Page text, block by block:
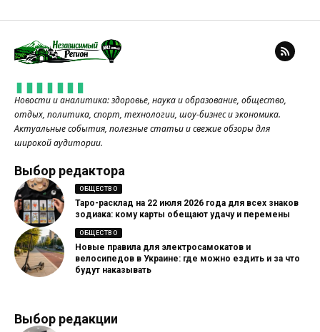
Новости и аналитика: здоровье, наука и образование, общество,
отдых, политика, спорт, технологии, шоу-бизнес и экономика.
Актуальные события, полезные статьи и свежие обзоры для
широкой аудитории.
Выбор редактора
ОБЩЕСТВО
Таро-расклад на 22 июля 2026 года для всех знаков
зодиака: кому карты обещают удачу и перемены
ОБЩЕСТВО
Новые правила для электросамокатов и
велосипедов в Украине: где можно ездить и за что
будут наказывать
Выбор редакции